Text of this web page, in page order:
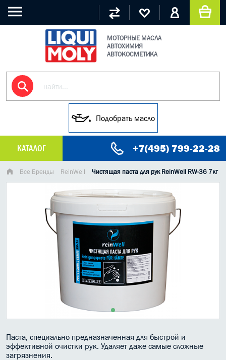
МОТОРНЫЕ МАСЛА
АВТОХИМИЯ
АВТОКОСМЕТИКА
Подобрать масло
КАТАЛОГ +7(495) 799-22-28
МАСЛО МОТОРНОЕ
ГРУЗОВЫЕ МАСЛА
ГИДРАВЛИЧЕСКИЕ МАСЛА
МАСЛО В КОРОБКУ
КОНСИСТЕНТНАЯ СМАЗКА
ИНДУСТРИАЛЬНЫЕ МАСЛА
ПРИСАДКИ АВТОХИМИЯ
Все Бренды ReinWell Чистящая паста для рук ReinWell RW-36 7кг
Паста, специально предназначенная для быстрой и
эффективной очистки рук. Удаляет даже самые сложные
загрязнения.